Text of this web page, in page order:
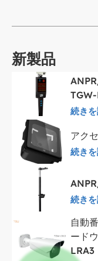
新製品
続き
アク
続き
続き
自動
ード
LRA3